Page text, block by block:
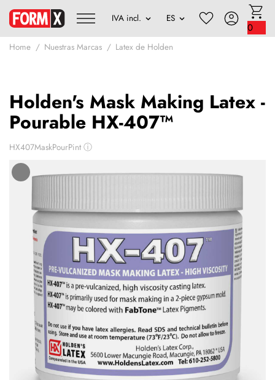
0
Home Nuestras Marcas Latex de Holden
Holden's Mask Making Latex -
Pourable HX-407™
HX407MaskPourPint ⓘ